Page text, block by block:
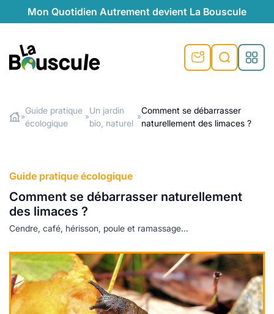
Mon Quotidien Autrement devient La Bouscule
au naturel
végétariennes
locales
durables
beauté naturelle
naturel
de recyclage
témoignages
douce
Rechercher
»
Guide pratique
écologique
»
Un jardin
bio, naturel
»
Comment se débarrasser
naturellement des limaces ?
Guide pratique écologique
Comment se débarrasser naturellement
des limaces ?
Cendre, café, hérisson, poule et ramassage...